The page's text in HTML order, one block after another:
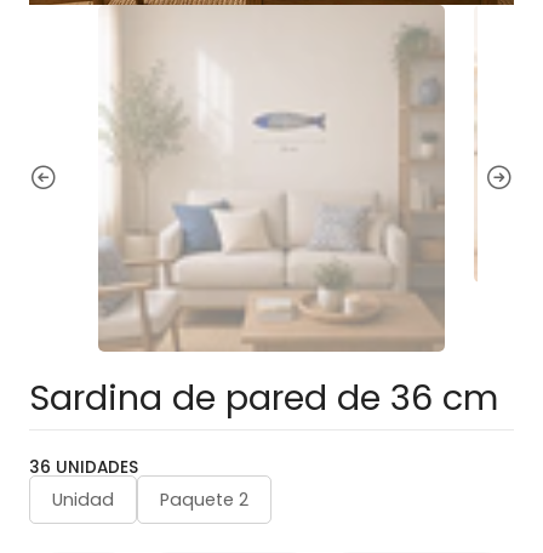
Sardina de pared de 36 cm
36 UNIDADES
Unidad Paquete 2